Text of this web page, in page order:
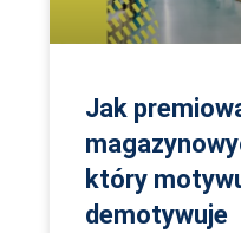
Jak
który
demotywuje